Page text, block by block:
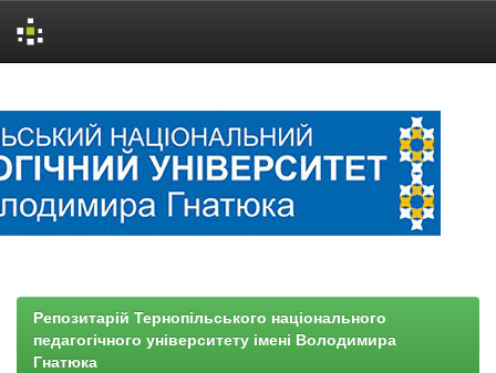
Репозитарій Тернопільського національного
педагогічного університету імені Володимира
Гнатюка